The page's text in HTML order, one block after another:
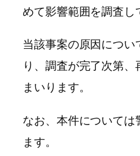
めて影響範囲を調査し
当該事案の原因につい
り、調査が完了次第
まいります。
なお、本件については
ます。